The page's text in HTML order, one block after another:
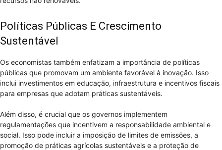
Políticas Públicas E Crescimento
Sustentável
Os economistas também enfatizam a importância de políticas
públicas que promovam um ambiente favorável à inovação. Isso
inclui investimentos em educação, infraestrutura e incentivos fiscais
para empresas que adotam práticas sustentáveis.
Além disso, é crucial que os governos implementem
regulamentações que incentivem a responsabilidade ambiental e
social. Isso pode incluir a imposição de limites de emissões, a
promoção de práticas agrícolas sustentáveis e a proteção de